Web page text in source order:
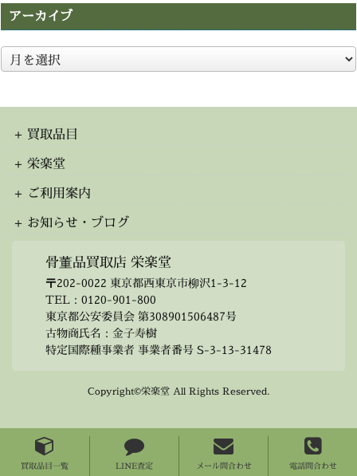
買取品目一覧 LINE査定 メール問合わせ 電話問合わせ
アーカイブ
ア
ー
イ
買取品目
栄楽堂
ご利用案内
お知らせ・ブログ
骨董品買取店 栄楽堂
〒202-0022 東京都西東京市柳沢1-3-12
TEL： 0120-901-800
東京都公安委員会 第308901506487号
古物商氏名：金子寿樹
特定国際種事業者 事業者番号 S-3-13-31478
Copyright©栄楽堂 All Rights Reserved.